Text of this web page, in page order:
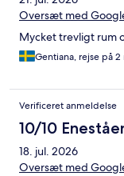
Oversæt med
Mycket trevligt rum
Gentiana, rejse på
Verificeret anmeldelse
10/10
18. jul. 2026
Oversæt med